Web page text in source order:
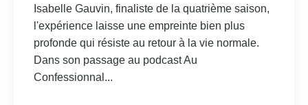
Isabelle Gauvin, finaliste de la quatrième saison,
l'expérience laisse une empreinte bien plus
profonde qui résiste au retour à la vie normale.
Dans son passage au podcast Au
Confessionnal...